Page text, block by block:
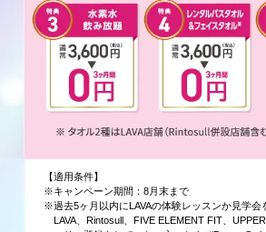
【適用条件】
※キャンペーン期間：8月末まで
※過去5ヶ月以内にLAVAの体験レッスンか見学会
LAVA、Rintosull、FIVE ELEMENT FIT、